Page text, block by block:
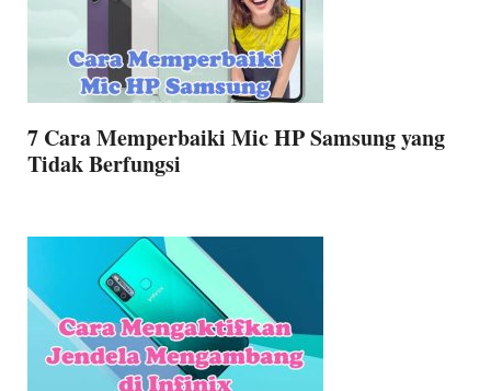
7 Cara Memperbaiki Mic HP Samsung yang
Tidak Berfungsi